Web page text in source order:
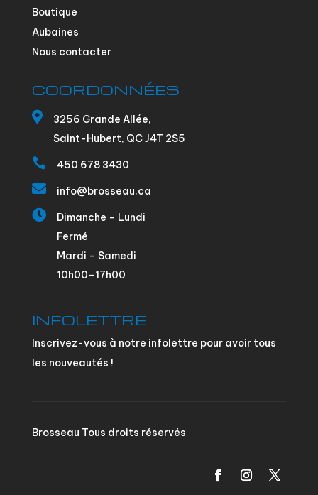
Boutique
Aubaines
Nous contacter
COORDONNÉES

3256 Grande Allée,
Saint-Hubert, QC J4T 2S5
 450 678 3430
 info@brosseau.ca

Dimanche – Lundi
Fermé
Mardi – Samedi
10h00–17h00
INFOLETTRE
Inscrivez-vous à notre infolettre pour avoir tous
les nouveautés !
Brosseau Tous droits réservés